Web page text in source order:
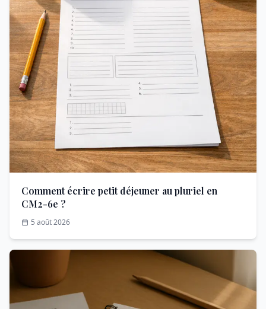
Comment écrire petit déjeuner au pluriel en
CM2-6e ?
5 août 2026